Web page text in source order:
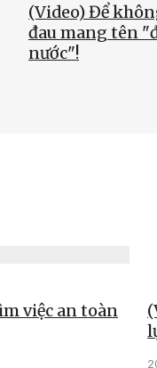
(Video) Để
đau mang tên
nước"!
việc an toàn